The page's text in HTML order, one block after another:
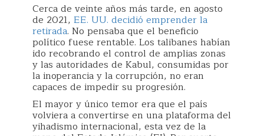
Cerca de veinte años más tarde, en agosto
de 2021, EE. UU. decidió emprender la
retirada. No pensaba que el beneficio
político fuese rentable. Los talibanes habían
ido recobrando el control de amplias zonas
y las autoridades de Kabul, consumidas por
la inoperancia y la corrupción, no eran
capaces de impedir su progresión.
El mayor y único temor era que el país
volviera a convertirse en una plataforma del
yihadismo internacional, esta vez de la